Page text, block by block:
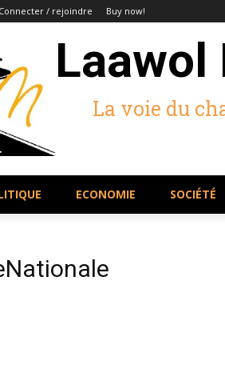
Connecter / rejoindre Buy now!
Laawol
La voie du
ECONOMIE SOCIÉTÉ